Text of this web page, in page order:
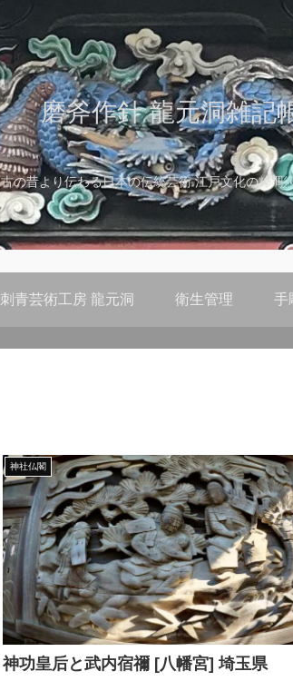
磨斧作針 龍元洞雑記
古の昔より伝わる日本の伝統芸術 江戸文化の粋 彫
刺青芸術工房 龍元洞 衛生管理 手
神社仏閣
神功皇后と武内宿禰 [八幡宮] 埼玉県